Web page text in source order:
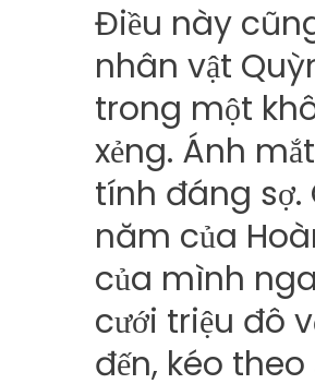
Điều này
nhân vật
trong một
xẻng. Ánh
tính đáng sợ.
năm của
của mình
cưới triệu đô
đến, kéo